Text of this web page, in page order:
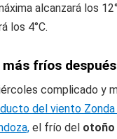
alcanzará los
los 4°C.
fríos
complicado y
del viento
el frío del otoño